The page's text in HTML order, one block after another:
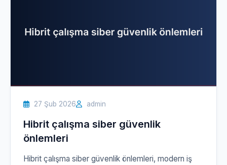
27 Şub 2026 admin
Hibrit çalışma siber güvenlik
önlemleri
Hibrit çalışma siber güvenlik önlemleri, modern iş